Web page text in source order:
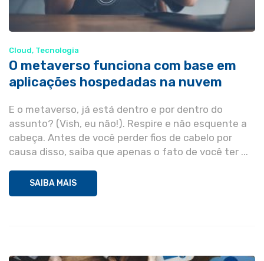
Cloud, Tecnologia
O metaverso funciona com base em
aplicações hospedadas na nuvem
E o metaverso, já está dentro e por dentro do
assunto? (Vish, eu não!). Respire e não esquente a
cabeça. Antes de você perder fios de cabelo por
causa disso, saiba que apenas o fato de você ter ...
SAIBA MAIS